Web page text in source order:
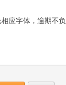
应字体，逾期不